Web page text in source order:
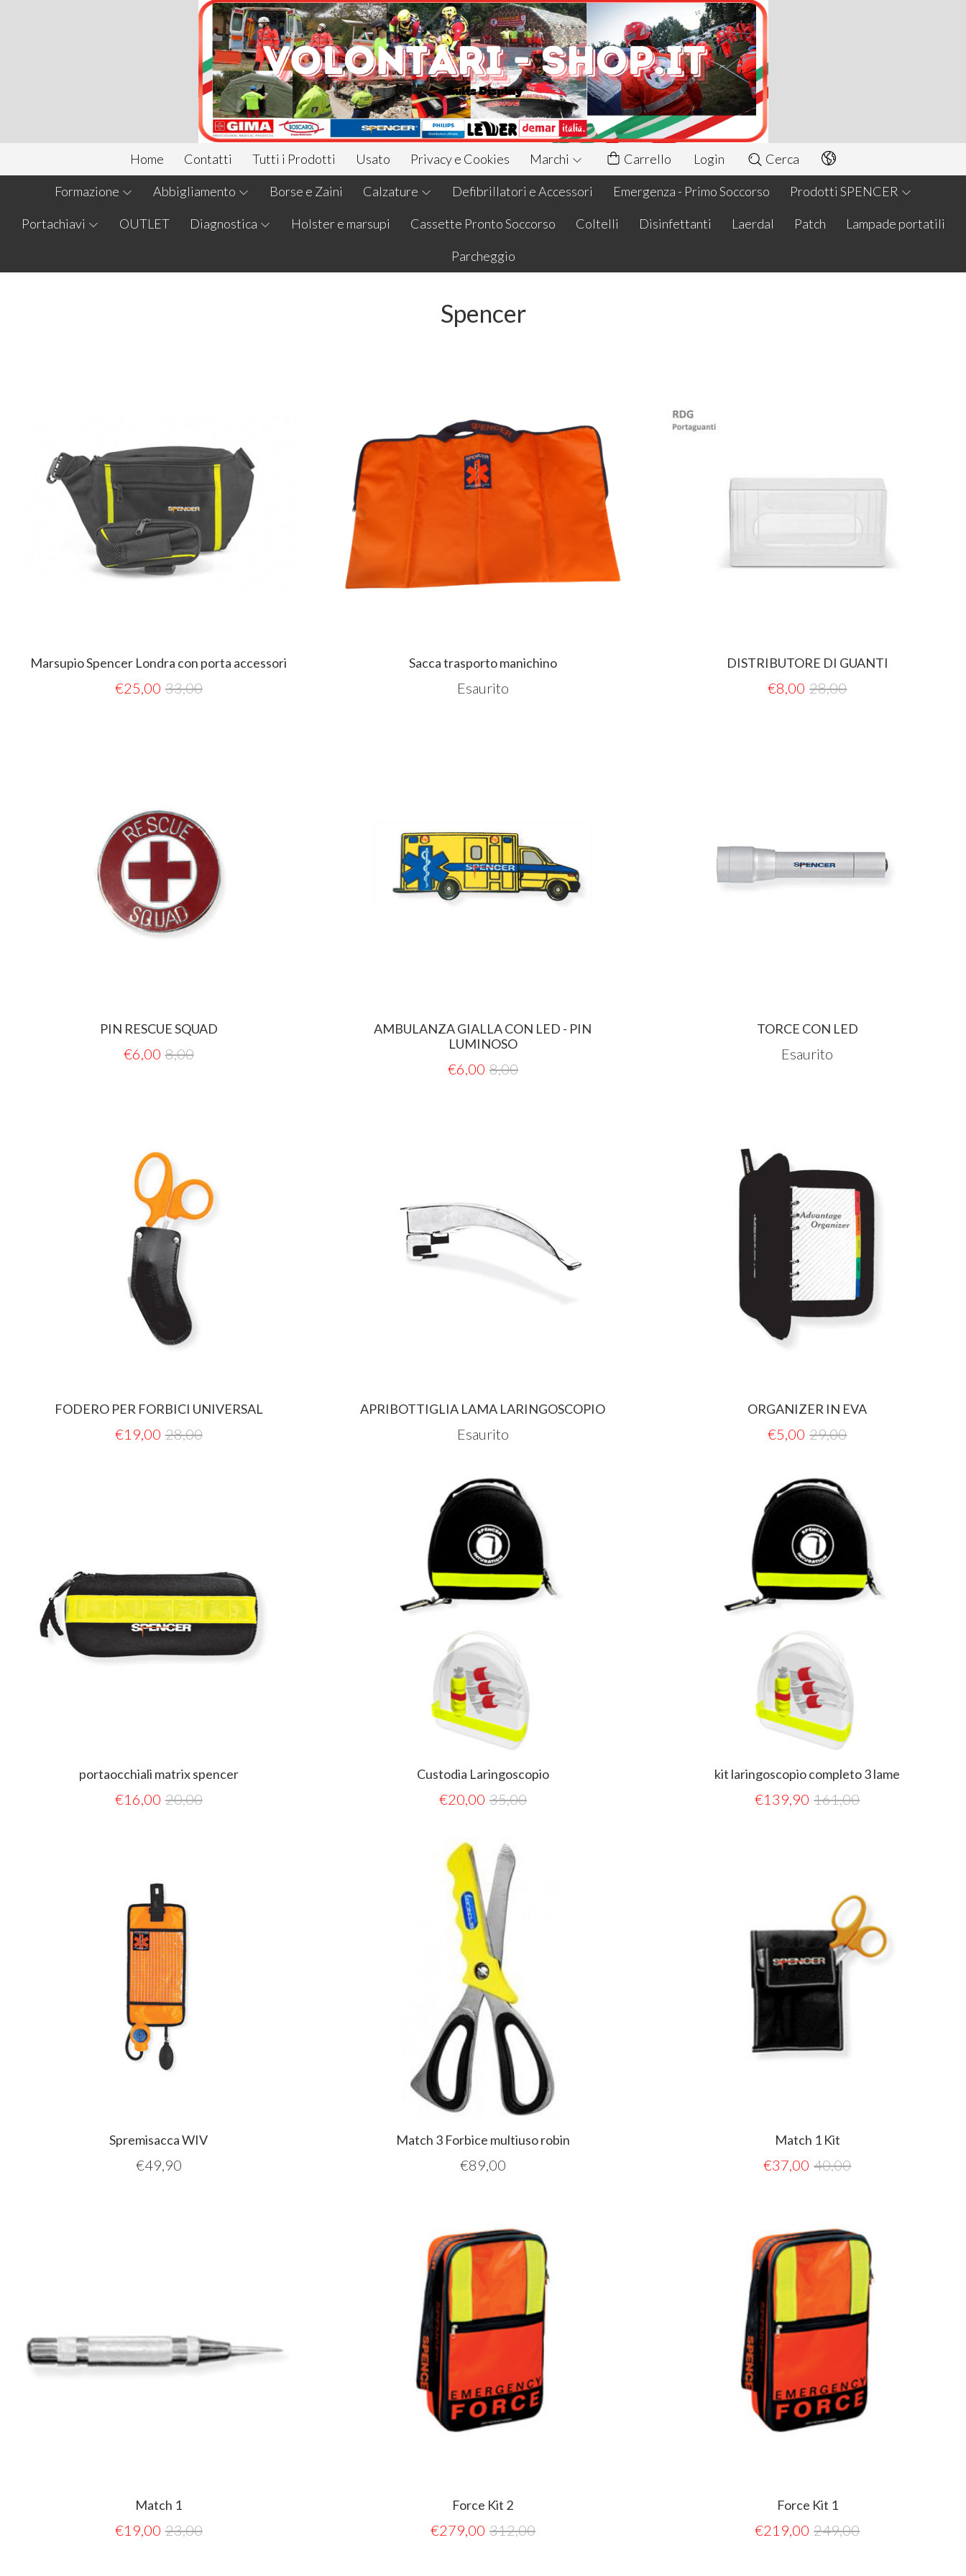
Home Contatti Tutti i Prodotti Usato Privacy e Cookies Marchi Carrello Login Cerca
Formazione Abbigliamento Borse e Zaini Calzature Defibrillatori e Accessori Emergenza - Primo Soccorso Prodotti SPENCER
Portachiavi OUTLET Diagnostica Holster e marsupi Cassette Pronto Soccorso Coltelli Disinfettanti Laerdal Patch Lampade portatili
Parcheggio
Spencer
Marsupio Spencer Londra con porta accessori
€25,00 33,00
Sacca trasporto manichino
Esaurito
DISTRIBUTORE DI GUANTI
€8,00 28,00
PIN RESCUE SQUAD
€6,00 8,00
AMBULANZA GIALLA CON LED - PIN
LUMINOSO
€6,00 8,00
TORCE CON LED
Esaurito
FODERO PER FORBICI UNIVERSAL
€19,00 28,00
APRIBOTTIGLIA LAMA LARINGOSCOPIO
Esaurito
ORGANIZER IN EVA
€5,00 29,00
portaocchiali matrix spencer
€16,00 20,00
Custodia Laringoscopio
€20,00 35,00
kit laringoscopio completo 3 lame
€139,90 161,00
Spremisacca WIV
€49,90
Match 3 Forbice multiuso robin
€89,00
Match 1 Kit
€37,00 40,00
Match 1
€19,00 23,00
Force Kit 2
€279,00 312,00
Force Kit 1
€219,00 249,00